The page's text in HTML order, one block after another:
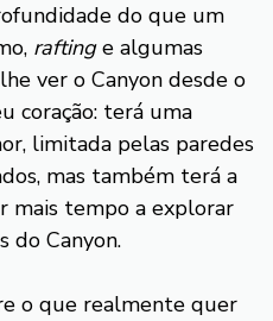
do que um
raftinge algumas
ver o Canyon desde o
coração: terá uma
limitada pelas paredes
mas também terá a
mais tempo a explorar
do Canyon.
o que realmente quer